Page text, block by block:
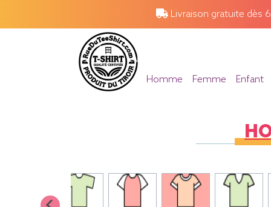
Livraison gratuite dès
Homme Femme Enfant